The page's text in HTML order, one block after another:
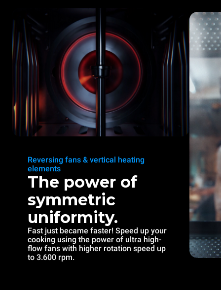
Reversing fans & vertical heating
elements
The power of
symmetric
uniformity.
Fast just became faster! Speed up your
cooking using the power of ultra high-
flow fans with higher rotation speed up
to 3.600 rpm.